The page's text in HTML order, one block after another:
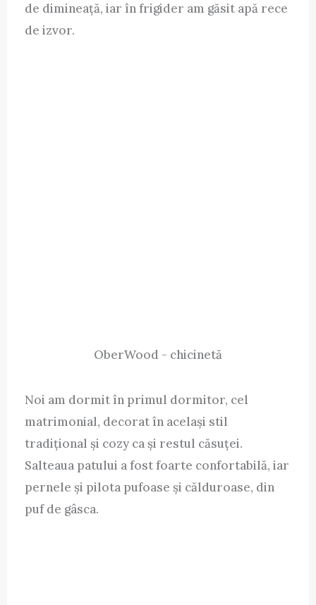
de dimineață, iar în frigider am găsit apă rece
de izvor.
OberWood - chicinetă
Noi am dormit în primul dormitor, cel
matrimonial, decorat în același stil
tradițional și cozy ca și restul căsuței.
Salteaua patului a fost foarte confortabilă, iar
pernele și pilota pufoase și călduroase, din
puf de gâsca.